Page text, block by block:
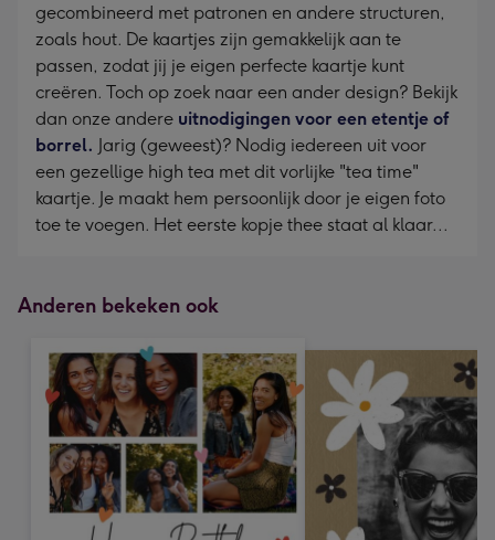
gecombineerd met patronen en andere structuren,
zoals hout. De kaartjes zijn gemakkelijk aan te
passen, zodat jij je eigen perfecte kaartje kunt
creëren. Toch op zoek naar een ander design? Bekijk
dan onze andere uitnodigingen voor een etentje of
borrel. Jarig (geweest)? Nodig iedereen uit voor
een gezellige high tea met dit vorlijke "tea time"
kaartje. Je maakt hem persoonlijk door je eigen foto
toe te voegen. Het eerste kopje thee staat al klaar...
Anderen bekeken ook